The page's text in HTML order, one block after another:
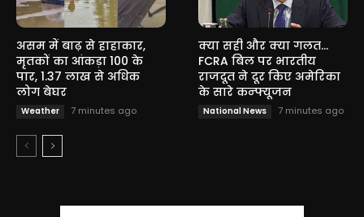
असम में बाढ़ से हाहाकार,
मृतकों का आंकड़ा 100 के
पार, 1.37 लाख से अधिक
लोग बेघर
Weather 7 minutes ago
क्या सही और क्या गलत…
FCRA बिल पर भारतीय
राजदूत ने दूर किए अमेरिका
के सारे कन्फ्यूजन
National News 7 minutes ago